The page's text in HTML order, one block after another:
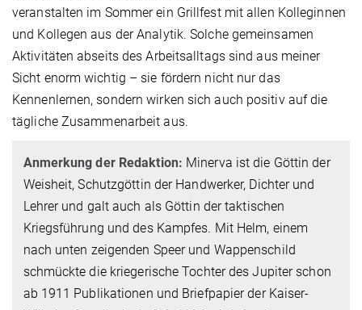
veranstalten im Sommer ein Grillfest mit allen Kolleginnen
und Kollegen aus der Analytik. Solche gemeinsamen
Aktivitäten abseits des Arbeitsalltags sind aus meiner
Sicht enorm wichtig – sie fördern nicht nur das
Kennenlernen, sondern wirken sich auch positiv auf die
tägliche Zusammenarbeit aus.
Anmerkung der Redaktion: Minerva ist die Göttin der
Weisheit, Schutzgöttin der Handwerker, Dichter und
Lehrer und galt auch als Göttin der taktischen
Kriegsführung und des Kampfes. Mit Helm, einem
nach unten zeigenden Speer und Wappenschild
schmückte die kriegerische Tochter des Jupiter schon
ab 1911 Publikationen und Briefpapier der Kaiser-